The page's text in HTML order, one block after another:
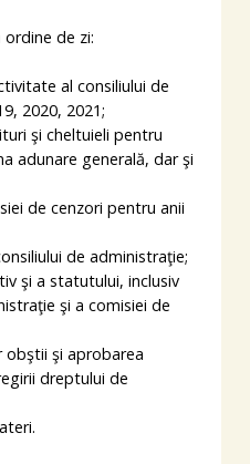
de zi:
al consiliului de
2020, 2021;
şi cheltuieli pentru
adunare generală, dar şi
de cenzori pentru anii
de administraţie;
şi a statutului, inclusiv
şi a comisiei de
obştii şi aprobarea
dreptului de